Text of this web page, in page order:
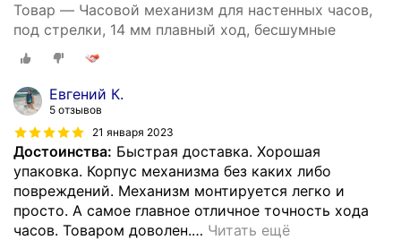
Товар — Часовой механизм для настенных часов,
под стрелки, 14 мм плавный ход, бесшумные
Евгений К.
5 отзывов
21 января 2023
Достоинства: Быстрая доставка. Хорошая
упаковка. Корпус механизма без каких либо
повреждений. Механизм монтируется легко и
просто. А самое главное отличное точность хода
часов. Товаром доволен.… Читать ещё